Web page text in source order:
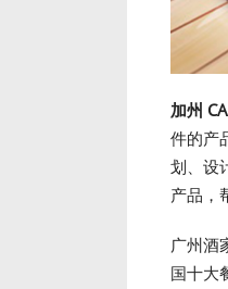
加州
件的产
划、设
产品，
广州酒
国十大